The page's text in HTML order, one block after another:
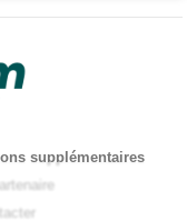
supplémentaires